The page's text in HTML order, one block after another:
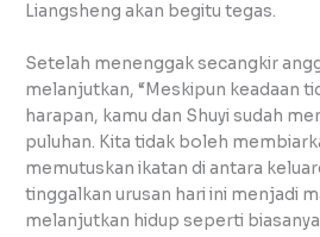
Liangsheng akan begitu tegas.
Setelah menenggak secangkir
melanjutkan, “Meskipun keadaan
harapan, kamu dan Shuyi sudah
puluhan. Kita tidak boleh
memutuskan ikatan di antara
tinggalkan urusan hari ini menjadi
melanjutkan hidup seperti